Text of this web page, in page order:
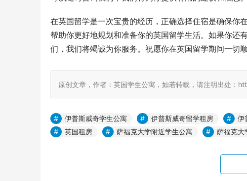
在英国留学是一次宝贵的经历，正确选择住宿是确保你
帮助你更好地规划和准备你的英国留学生活。如果你还
们，我们将竭诚为你服务。祝愿你在英国留学期间一切顺
原创文章，作者：英国学生公寓，如若转载，请注明出处
伊普斯威奇学生公寓 伊普斯威奇留学租房 伊
英国租房
萨福克大学附近学生公寓 萨福克大